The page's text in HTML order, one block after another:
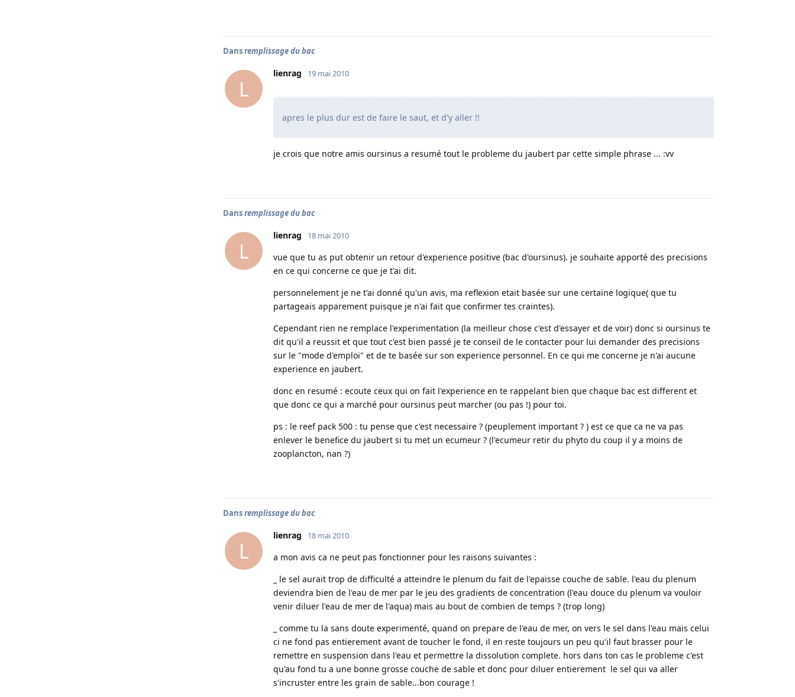
Dansremplissage du bac
L
lienrag 19 mai 2010
apres le plus dur est de faire le saut, et d'y aller !!
je crois que notre amis oursinus a resumé tout le probleme du jaubert par cette simple phrase ... :vv
Dansremplissage du bac
L
lienrag 18 mai 2010
vue que tu as put obtenir un retour d'experience positive (bac d'oursinus). je souhaite apporté des precisions
en ce qui concerne ce que je t'ai dit.
personnelement je ne t'ai donné qu'un avis, ma reflexion etait basée sur une certaine logique( que tu
partageais apparement puisque je n'ai fait que confirmer tes craintes).
Cependant rien ne remplace l'experimentation (la meilleur chose c'est d'essayer et de voir) donc si oursinus te
dit qu'il a reussit et que tout c'est bien passé je te conseil de le contacter pour lui demander des precisions
sur le "mode d'emploi" et de te basée sur son experience personnel. En ce qui me concerne je n'ai aucune
experience en jaubert.
donc en resumé : ecoute ceux qui on fait l'experience en te rappelant bien que chaque bac est different et
que donc ce qui a marché pour oursinus peut marcher (ou pas !) pour toi.
ps : le reef pack 500 : tu pense que c'est necessaire ? (peuplement important ? ) est ce que ca ne va pas
enlever le benefice du jaubert si tu met un ecumeur ? (l'ecumeur retir du phyto du coup il y a moins de
zooplancton, nan ?)
Dansremplissage du bac
L
lienrag 18 mai 2010
a mon avis ca ne peut pas fonctionner pour les raisons suivantes :
_ le sel aurait trop de difficulté a atteindre le plenum du fait de l'epaisse couche de sable. l'eau du plenum
deviendra bien de l'eau de mer par le jeu des gradients de concentration (l'eau douce du plenum va vouloir
venir diluer l'eau de mer de l'aqua) mais au bout de combien de temps ? (trop long)
_ comme tu la sans doute experimenté, quand on prepare de l'eau de mer, on vers le sel dans l'eau mais celui
ci ne fond pas entierement avant de toucher le fond, il en reste toujours un peu qu'il faut brasser pour le
remettre en suspension dans l'eau et permettre la dissolution complete. hors dans ton cas le probleme c'est
qu'au fond tu a une bonne grosse couche de sable et donc pour diluer entierement le sel qui va aller
s'incruster entre les grain de sable...bon courage !